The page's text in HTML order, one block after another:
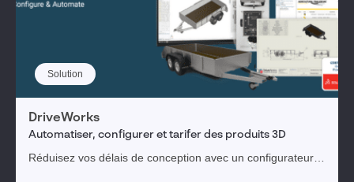
Solution
DriveWorks
Automatiser, configurer et tarifer des produits 3D
Réduisez vos délais de conception avec un configurateur